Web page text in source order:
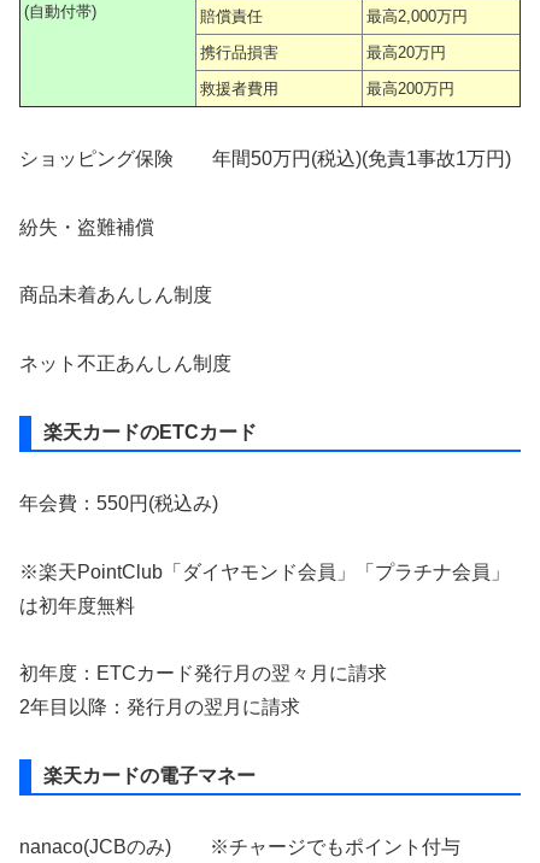
(自動付帯)
賠償責任
最高2,000万円
携行品損害
最高20万円
救援者費用
最高200万円
ショッピング保険 年間50万円(税込)(免責1事故1万円)
紛失・盗難補償
商品未着あんしん制度
ネット不正あんしん制度
楽天カードのETCカード
年会費：550円(税込み)
※楽天PointClub「ダイヤモンド会員」「プラチナ会員」
は初年度無料
初年度：ETCカード発行月の翌々月に請求
2年目以降：発行月の翌月に請求
楽天カードの電子マネー
nanaco(JCBのみ) ※チャージでもポイント付与